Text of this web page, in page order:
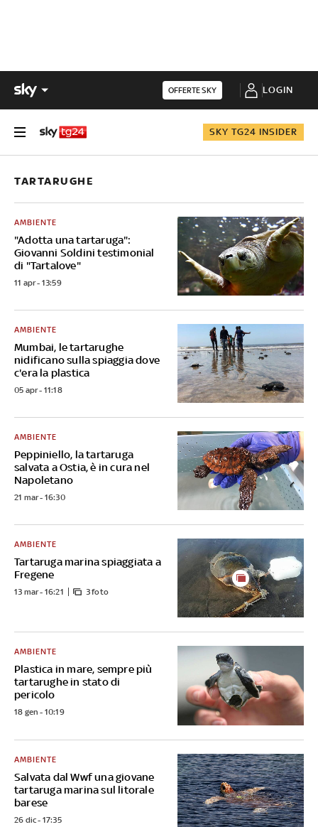
OFFERTE SKY LOGIN
SKY TG24 INSIDER
TARTARUGHE
"Adotta una tartaruga":
Giovanni Soldini testimonial
di "Tartalove"
AMBIENTE
11 apr - 13:59
Mumbai, le tartarughe
nidificano sulla spiaggia dove
c'era la plastica
AMBIENTE
05 apr - 11:18
Peppiniello, la tartaruga
salvata a Ostia, è in cura nel
Napoletano
AMBIENTE
21 mar - 16:30
Tartaruga marina spiaggiata a
Fregene
AMBIENTE
13 mar - 16:21 3 foto
Plastica in mare, sempre più
tartarughe in stato di
pericolo
AMBIENTE
18 gen - 10:19
Salvata dal Wwf una giovane
tartaruga marina sul litorale
barese
AMBIENTE
26 dic - 17:35